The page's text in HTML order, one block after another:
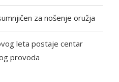
za nošenje oružja
leta postaje centar
provoda